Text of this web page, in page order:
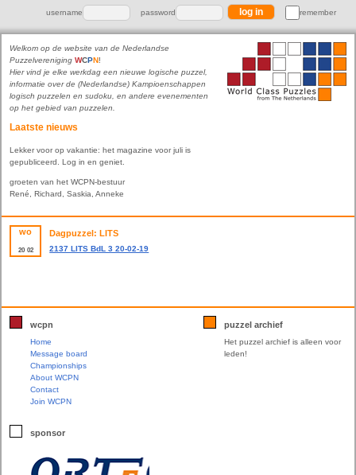
username password remember
Welkom op de website van de Nederlandse
Puzzelvereniging WCPN!
Hier vind je elke werkdag een nieuwe logische puzzel,
informatie over de (Nederlandse) Kampioenschappen
logisch puzzelen en sudoku, en andere evenementen
op het gebied van puzzelen.
Laatste nieuws
Lekker voor op vakantie: het magazine voor juli is
gepubliceerd. Log in en geniet.
groeten van het WCPN-bestuur
René, Richard, Saskia, Anneke
wo
20 02
Dagpuzzel: LITS
2137 LITS BdL 3 20-02-19
wcpn
Home
Message board
Championships
About WCPN
Contact
Join WCPN
sponsor
puzzel archief
Het puzzel archief is alleen voor
leden!